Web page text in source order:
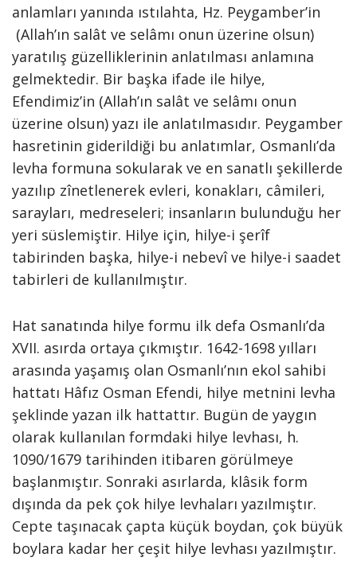
anlamları yanında ıstılahta, Hz. Peygamber’in
(Allah’ın salât ve selâmı onun üzerine olsun)
yaratılış güzelliklerinin anlatılması anlamına
gelmektedir. Bir başka ifade ile hilye,
Efendimiz’in (Allah’ın salât ve selâmı onun
üzerine olsun) yazı ile anlatılmasıdır. Peygamber
hasretinin giderildiği bu anlatımlar, Osmanlı’da
levha formuna sokularak ve en sanatlı şekillerde
yazılıp zînetlenerek evleri, konakları, câmileri,
sarayları, medreseleri; insanların bulunduğu her
yeri süslemiştir. Hilye için, hilye-i şerîf
tabirinden başka, hilye-i nebevî ve hilye-i saadet
tabirleri de kullanılmıştır.
Hat sanatında hilye formu ilk defa Osmanlı’da
XVII. asırda ortaya çıkmıştır. 1642-1698 yılları
arasında yaşamış olan Osmanlı’nın ekol sahibi
hattatı Hâfız Osman Efendi, hilye metnini levha
şeklinde yazan ilk hattattır. Bugün de yaygın
olarak kullanılan formdaki hilye levhası, h.
1090/1679 tarihinden itibaren görülmeye
başlanmıştır. Sonraki asırlarda, klâsik form
dışında da pek çok hilye levhaları yazılmıştır.
Cepte taşınacak çapta küçük boydan, çok büyük
boylara kadar her çeşit hilye levhası yazılmıştır.